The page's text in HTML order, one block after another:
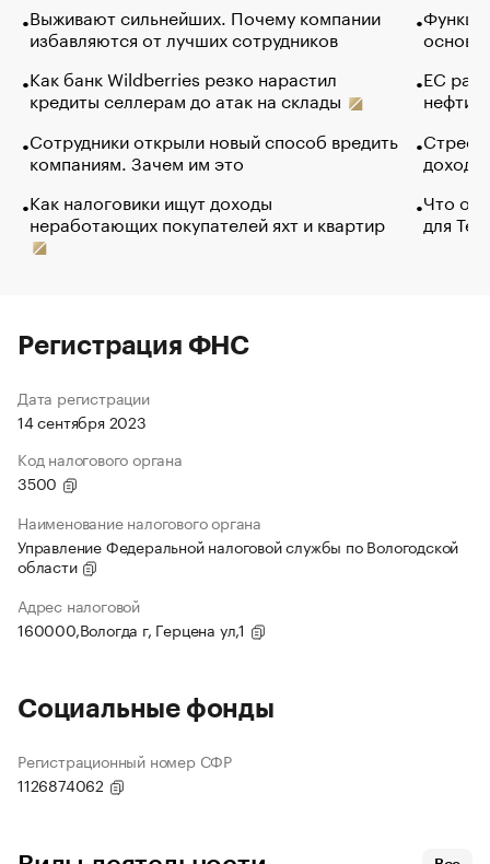
Выживают сильнейших. Почему компании
избавляются от лучших сотрудников
Как банк Wildberries резко нарастил
кредиты селлерам до атак на склады
Сотрудники открыли новый способ вредить
компаниям. Зачем им это
Как налоговики ищут доходы
неработающих покупателей яхт и квартир
основ
ЕС
нефти
Что
для
Регистрация ФНС
Дата регистрации
14 сентября 2023
Код налогового органа
3500
Наименование налогового органа
Управление Федеральной налоговой службы по Вологодской
области
Адрес налоговой
160000,Вологда г, Герцена ул,1
Социальные фонды
Регистрационный номер СФР
1126874062